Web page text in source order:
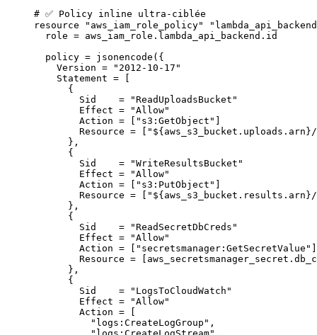
# ✅ Policy inline ultra-ciblée
resource "aws_iam_role_policy"
  role
= aws_iam_role . lambda_api_backend . id
  policy
= jsonencode ({
    Version
= "2012-10-17"
    Statement
=
      {
        Sid
= "ReadUploadsBucket"
        Effect
= "Allow"
        Action
= "s3:GetObject"
        Resource
= " ${ aws_s3_bucket . uploads . arn }
      },
      {
        Sid
= "WriteResultsBucket"
        Effect
= "Allow"
        Action
= "s3:PutObject"
        Resource
= " ${ aws_s3_bucket . results . arn }
      },
      {
        Sid
= "ReadSecretDbCreds"
        Effect
= "Allow"
        Action
= "secretsmanager:GetSecretValue"
        Resource
=
      },
      {
        Sid
= "LogsToCloudWatch"
        Effect
= "Allow"
        Action
=
          "logs:CreateLogGroup"
,